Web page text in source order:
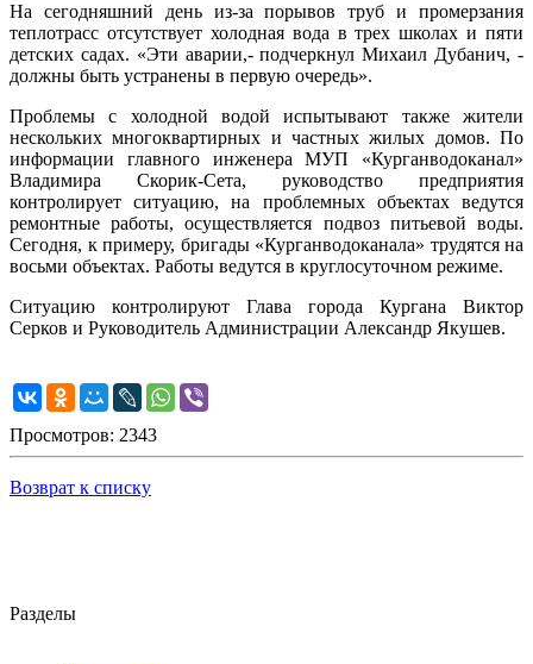
На сегодняшний день из-за порывов труб и промерзания
теплотрасс отсутствует холодная вода в трех школах и пяти
детских садах. «Эти аварии,- подчеркнул Михаил Дубанич, -
должны быть устранены в первую очередь».
Проблемы с холодной водой испытывают также жители
нескольких многоквартирных и частных жилых домов. По
информации главного инженера МУП «Курганводоканал»
Владимира Скорик-Сета, руководство предприятия
контролирует ситуацию, на проблемных объектах ведутся
ремонтные работы, осуществляется подвоз питьевой воды.
Сегодня, к примеру, бригады «Курганводоканала» трудятся на
восьми объектах. Работы ведутся в круглосуточном режиме.
Ситуацию контролируют Глава города Кургана Виктор
Серков и Руководитель Администрации Александр Якушев.
Просмотров: 2343
Возврат к списку
Разделы